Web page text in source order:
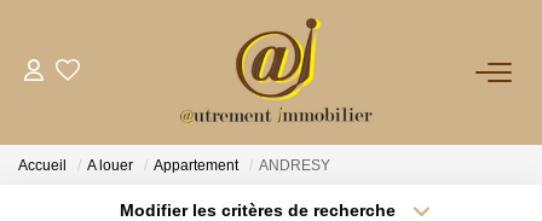
NOTRE AGENCE
Accueil A louer Appartement ANDRESY
Modifier les critères de recherche